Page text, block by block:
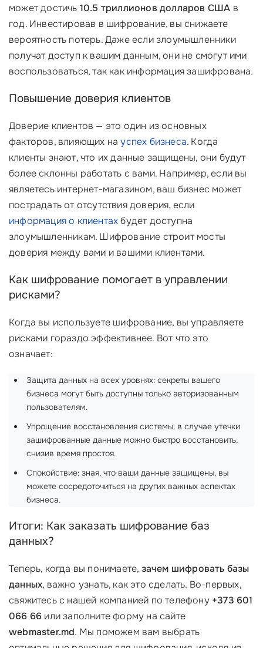
может достичь 10.5 триллионов долларов США в
год. Инвестировав в шифрование, вы снижаете
вероятность потерь. Даже если злоумышленники
получат доступ к вашим данным, они не смогут ими
воспользоваться, так как информация зашифрована.
Повышение доверия клиентов
Доверие клиентов — это один из основных
факторов, влияющих науспех бизнеса. Когда
клиенты знают, что их данные защищены, они будут
более склонны работать с вами. Например, если вы
являетесь интернет-магазином, ваш бизнес может
пострадать от отсутствия доверия, если
информация о клиентахбудет доступна
злоумышленникам. Шифрование строит мосты
доверия между вами и вашими клиентами.
Как шифрование помогает в управлении
рисками?
Когда вы используете шифрование, вы управляете
рисками гораздо эффективнее. Вот что это
означает:
Защита данных на всех уровнях: секреты вашего
бизнеса могут быть доступны только авторизованным
пользователям.
Упрощение восстановления системы: в случае утечки
зашифрованные данные можно быстро восстановить,
снизив время простоя.
Спокойствие: зная, что ваши данные защищены, вы
можете сосредоточиться на других важных аспектах
бизнеса.
Итоги: Как заказать шифрование баз
данных?
Теперь, когда вы понимаете, зачем шифровать базы
данных, важно узнать, как это сделать. Во-первых,
свяжитесь с нашей компанией по телефону +373 601
066 66 или заполните форму на сайте
webmaster.md. Мы поможем вам выбрать